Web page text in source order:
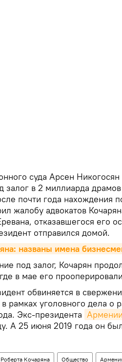
суда Арсен
залог в 2 миллиарда
почти года нахождения
жалобу адвокатов
отказавшегося его
отправился домой.
названы имена
под залог, Кочарян
в мае его
обвиняется в
рамках уголовного дела о
Экс-президента Армении
А 25 июня 2019 года он
Кочаряна Общество